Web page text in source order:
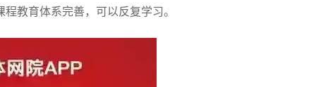
教育体系完善，可以反复学习。